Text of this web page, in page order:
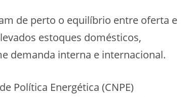
de perto o equilíbrio entre oferta e
estoques domésticos,
demanda interna e internacional.
Política Energética (CNPE)